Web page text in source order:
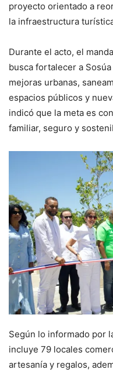
proyecto orientado a
la infraestructura
Durante el acto, el
busca fortalecer a
mejoras urbanas,
espacios públicos y
indicó que la meta es
familiar, seguro y
Según lo informado por
incluye 79 locales
artesanía y regalos,